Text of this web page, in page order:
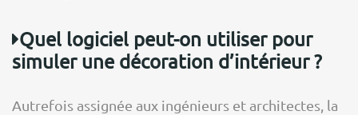
Quel logiciel peut-on utiliser pour
simuler une décoration d’intérieur ?
Autrefois assignée aux ingénieurs et architectes, la